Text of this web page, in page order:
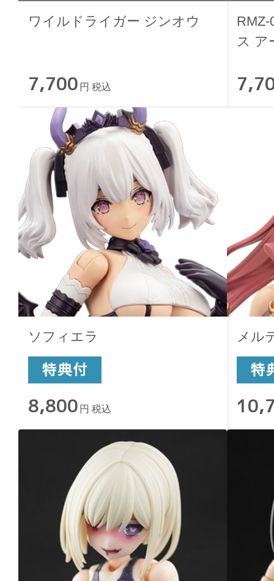
ワイルドライガー ジンオウ
7,700 円 税込
ス ア
ソフィエラ
8,800 円 税込
メル